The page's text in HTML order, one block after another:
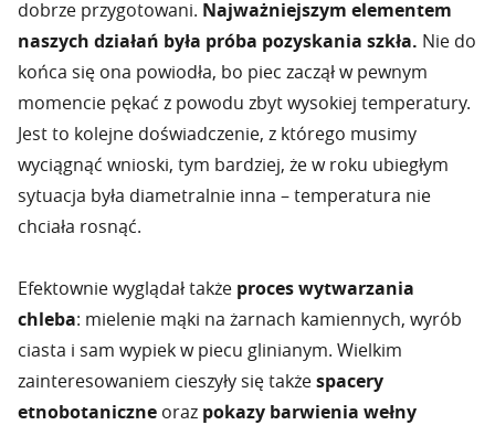
dobrze przygotowani. Najważniejszym elementem
naszych działań była próba pozyskania szkła. Nie do
końca się ona powiodła, bo piec zaczął w pewnym
momencie pękać z powodu zbyt wysokiej temperatury.
Jest to kolejne doświadczenie, z którego musimy
wyciągnąć wnioski, tym bardziej, że w roku ubiegłym
sytuacja była diametralnie inna – temperatura nie
chciała rosnąć.
Efektownie wyglądał także proces wytwarzania
chleba: mielenie mąki na żarnach kamiennych, wyrób
ciasta i sam wypiek w piecu glinianym. Wielkim
zainteresowaniem cieszyły się takżespacery
etnobotaniczne oraz pokazy barwienia wełny